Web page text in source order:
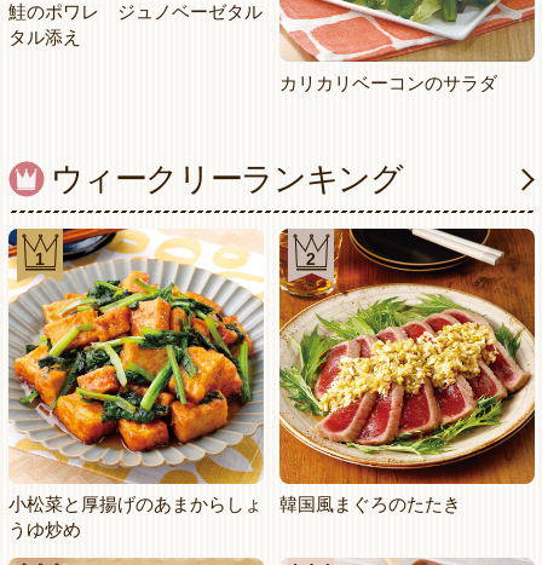
鮭のポワレ ジュノベーゼタル
タル添え
カリカリベーコンのサラダ
ウィークリーランキング
1
小松菜と厚揚げのあまからしょ
うゆ炒め
2
韓国風まぐろのたたき